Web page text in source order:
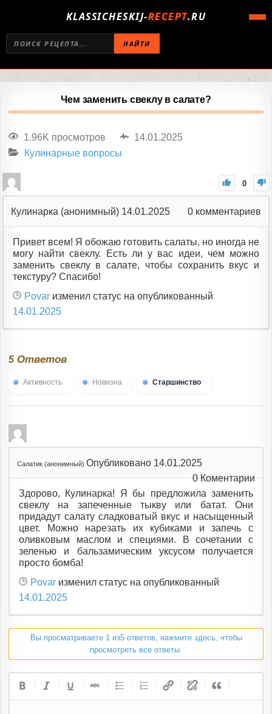
KLASSICHESKIJ-RECEPT.RU
НАЙТИ
Чем заменить свеклу в салате?
1.96K просмотров
14.01.2025
Кулинарные вопросы
0
Кулинарка (анонимный) 14.01.2025 0 комментариев
Привет всем! Я обожаю готовить салаты, но иногда не
могу найти свеклу. Есть ли у вас идеи, чем можно
заменить свеклу в салате, чтобы сохранить вкус и
текстуру? Спасибо!
Povar изменил статус на опубликованный
14.01.2025
5 Ответов
Активность Новизна Старшинство
Салатик (анонимный) Опубликовано 14.01.2025
0Коментарии
Здорово, Кулинарка! Я бы предложила заменить
свеклу на запеченные тыкву или батат. Они
придадут салату сладковатый вкус и насыщенный
цвет. Можно нарезать их кубиками и запечь с
оливковым маслом и специями. В сочетании с
зеленью и бальзамическим уксусом получается
просто бомба!
Povar изменил статус на опубликованный
14.01.2025
Вы просматриваете 1 из5 ответов, нажмите здесь, чтобы
просмотреть все ответы.